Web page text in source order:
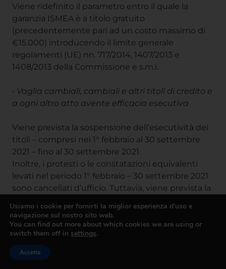
Viene ridefinito il parametro entro il quale la
garanzia ISMEA è a titolo gratuito
(precedentemente pari ad un costo massimo di
€15.000) introducendo il limite generale
regolamenti (UE) nn. 717/2014, 1407/2013 e
1408/2013 della Commissione e s.m.i.
• Vaglia cambiali, cambiali e altri titoli di credito e
a ogni altro atto avente efficacia esecutiva
Viene prevista la sospensione dell’esecutività dei
titoli – compresi nel 1° febbraio al 30 settembre
2021 – fino al 30 settembre 2021.
Inoltre, i protesti o le constatazioni equivalenti
levati nel periodo 1° febbraio – 30 settembre 2021
sono cancellati d’ufficio. Tuttavia, viene prevista la
• Canali alternativi di finanziamento delle
imprese
Viene istituita un’apposita sezione all’interno del
Usiamo i cookie per fornirti la miglior esperienza d'uso e
navigazione sul nostro sito web.
You can find out more about which cookies we are using or
switch them off in settings.
Accetta